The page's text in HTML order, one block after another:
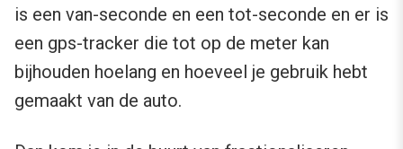
is een van-seconde en een tot-seconde en er is
een gps-tracker die tot op de meter kan
bijhouden hoelang en hoeveel je gebruik hebt
gemaakt van de auto.